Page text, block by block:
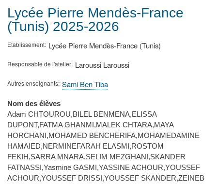
d'Ariane
Lycée Pierre Mendès-France
(Tunis) 2025-2026
Etablissement Lycée Pierre Mendès-France (Tunis)
Responsable de l'atelier Laroussi Laroussi
Autres enseignants Sami Ben Tiba
Nom des élèves
Adam CHTOUROU,BILEL BENMENA,ELISSA
DUPONT,FATMA GHANMI,MALEK CHTARA,MAYA
HORCHANI,MOHAMED BENCHERIFA,MOHAMEDAMINE
HAMAIED,NERMINEFARAH ELASMI,ROSTOM
FEKIH,SARRA MNARA,SELIM MEZGHANI,SKANDER
FATNASSI,Yasmine GASMI,YASSINE ACHOUR,YOUSSEF
ACHOUR,YOUSSEF DRISSI,YOUSSEF SKANDER,ZEINEB